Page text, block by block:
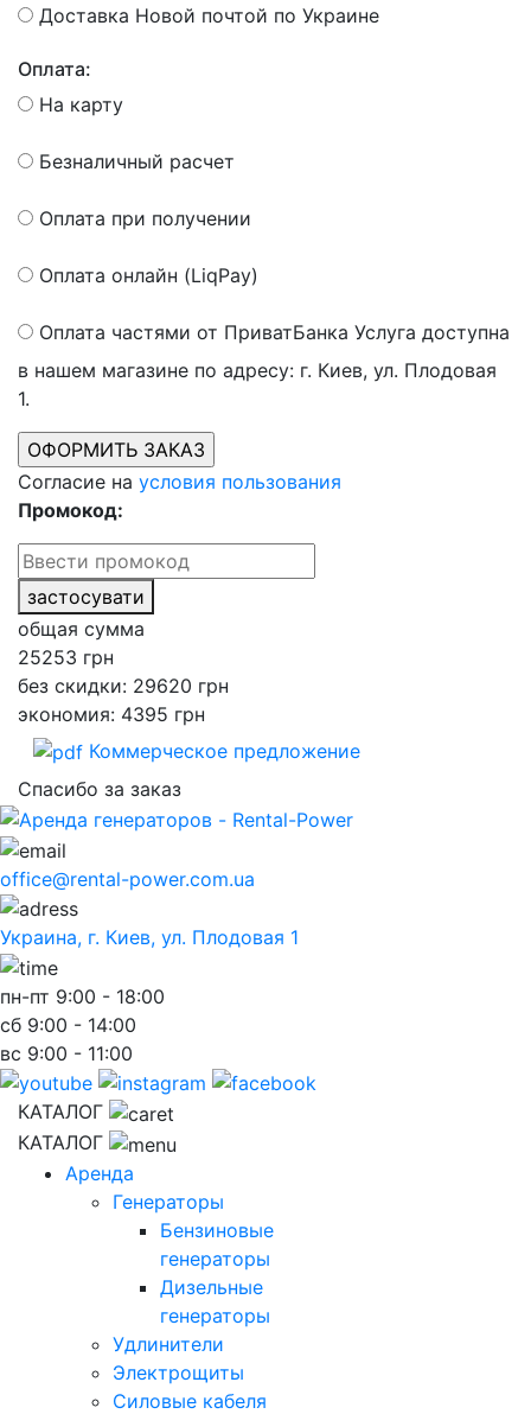
Доставка Новой почтой по Украине
Оплата:
На карту
Безналичный расчет
Оплата при получении
Оплата онлайн (LiqPay)
Оплата частями от ПриватБанка Услуга доступна
в нашем магазине по адресу: г. Киев, ул. Плодовая
1.
Согласие на условия пользования
Промокод:
застосувати
общая сумма
25253 грн
без скидки: 29620 грн
экономия: 4395 грн
Коммерческое предложение
Спасибо за заказ
office@rental-power.com.ua
Украина, г. Киев, ул. Плодовая 1
пн-пт 9:00 - 18:00
сб 9:00 - 14:00
вс 9:00 - 11:00
КАТАЛОГ
КАТАЛОГ
Аренда
Генераторы
Бензиновые
генераторы
Дизельные
генераторы
Удлинители
Электрощиты
Силовые кабеля